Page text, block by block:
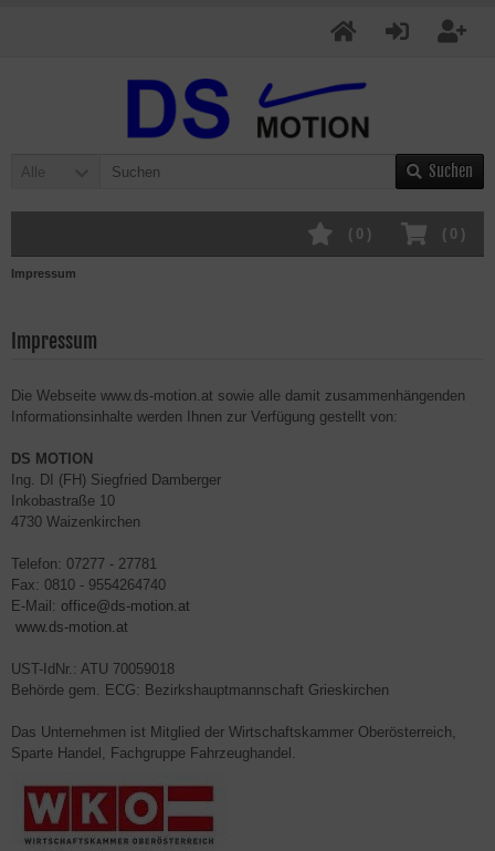
Alle Suchen
( 0 )
( 0 )
Impressum
Impressum
Die Webseite www.ds-motion.at sowie alle damit zusammenhängenden
Informationsinhalte werden Ihnen zur Verfügung gestellt von:
DS MOTION
Ing. DI (FH) Siegfried Damberger
Inkobastraße 10
4730 Waizenkirchen
Telefon: 07277 - 27781
Fax: 0810 - 9554264740
E-Mail: office@ds-motion.at
www.ds-motion.at
UST-IdNr.: ATU 70059018
Behörde gem. ECG: Bezirkshauptmannschaft Grieskirchen
Das Unternehmen ist Mitglied der Wirtschaftskammer Oberösterreich,
Sparte Handel, Fachgruppe Fahrzeughandel.